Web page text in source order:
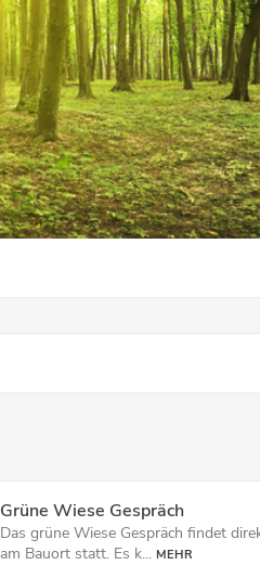
Grüne Wiese Gespräch
Das grüne Wiese Gespräch findet
am Bauort statt. Es k... MEHR